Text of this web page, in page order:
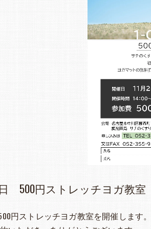
日 500円ストレッチヨガ教室
円ストレッチヨガ教室を開催します